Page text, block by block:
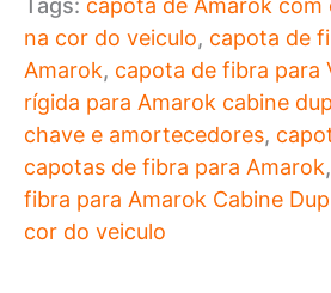
Tags: capota de Amarok com
na cor do veiculo, capota de
Amarok, capota de fibra para
rígida para Amarok cabine
chave e amortecedores,
capotas de fibra para Amarok,
fibra para Amarok Cabine
cor do veiculo